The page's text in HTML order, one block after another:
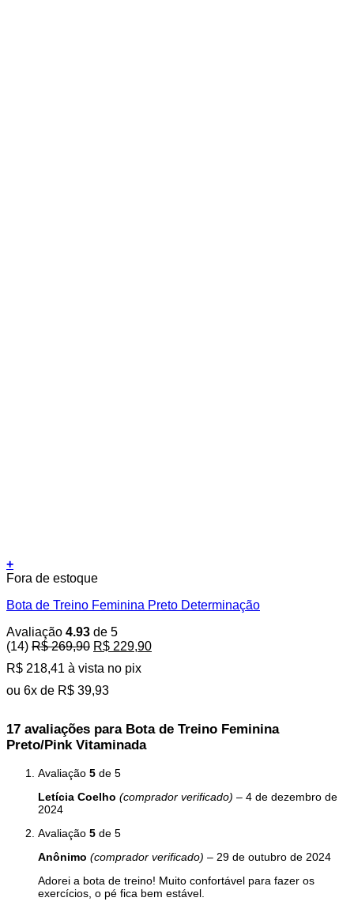
+
Este
tem
variantes.
As
opções
podem
ser
página
do
Fora de estoque
Bota de Treino Feminina Preto Determinação
Avaliação 4.93 de 5
(14) R$269,90 O
original
era:
R$ 229,90O
R$ 218,41 à vista no pix
ou 6x de R$ 39,93
17 avaliações para Bota de Treino Feminina
Preto/Pink Vitaminada
Avaliação 5 de 5
Letícia Coelho (comprador verificado) – 4 de dezembro de
2024
Avaliação 5 de 5
Anônimo (comprador verificado) – 29 de outubro de 2024
Adorei a bota de treino! Muito confortável para fazer os
exercícios, o pé fica bem estável.